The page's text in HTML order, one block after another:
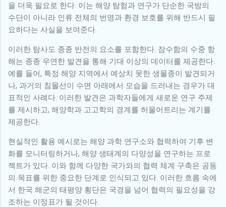
을 더욱 필요로 한다. 이는 해양 탐험과 연구가 단순한 국방의
수단이 아니라 인류 전체의 번영과 환경 보호를 위해 반드시 필
요하다는 사실을 보여준다.
이러한 탐사도 종종 반전의 요소를 포함한다. 잠수함의 수중 항
해는 종종 우연한 발견을 통해 기대 이상의 데이터를 제공한다.
예를 들어, 특정 해양 지역에서 예상치 못한 생물종이 발견되거
나, 과거의 침몰선이 수면 아래에서 모습을 드러내는 경우가 대
표적인 사례다. 이러한 발견은 과학자들에게 새로운 연구 주제
를 제시하고, 해양학과 고고학의 경계를 허물어트리는 계기를
제공한다.
현실적인 활용 예시로는 해양 과학 연구소와 협력하여 기후 변
화를 모니터링하거나, 해양 생태계의 다양성을 연구하는 프로
젝트가 있다. 이와 함께 다양한 국가와의 협력 체계 구축은 공동
의 목표를 위한 중요한 단계로 인식되고 있다. 이러한 흐름 속에
서 한국 해군의 태평양 횡단은 국경을 넘어 협력의 필요성을 강
조하는 이정표가 될 것이다.